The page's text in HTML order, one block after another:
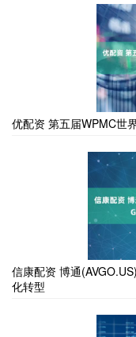
优配资 第五届WPMC
信康配资 博通
化转型